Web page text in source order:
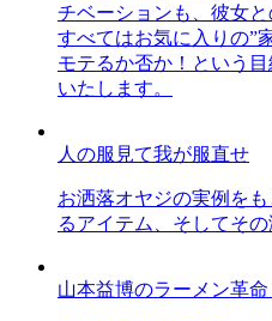
チベーションも、彼女と
すべてはお気に入りの”
モテるか否か！という
いたします。
人の服見て我が服直せ
お洒落オヤジの実例を
るアイテム、そしてそ
山本益博のラーメン革命